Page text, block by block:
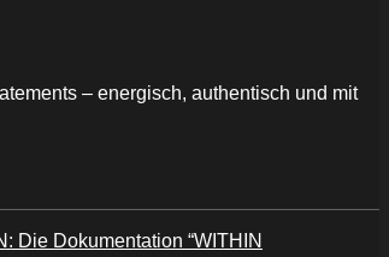
– energisch, authentisch und mit
Die Dokumentation “WITHIN